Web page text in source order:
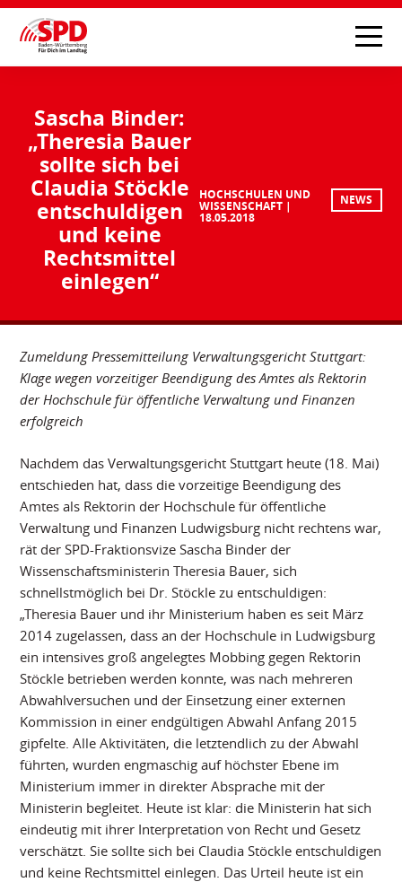
Sascha Binder:
„Theresia Bauer
sollte sich bei
Claudia Stöckle
entschuldigen
und keine
Rechtsmittel
einlegen“
HOCHSCHULEN UND
WISSENSCHAFT
18.05.2018
NEWS
Zumeldung Pressemitteilung Verwaltungsgericht Stuttgart:
Klage wegen vorzeitiger Beendigung des Amtes als Rektorin
der Hochschule für öffentliche Verwaltung und Finanzen
erfolgreich
Nachdem das Verwaltungsgericht Stuttgart heute (18. Mai)
entschieden hat, dass die vorzeitige Beendigung des
Amtes als Rektorin der Hochschule für öffentliche
Verwaltung und Finanzen Ludwigsburg nicht rechtens war,
rät der SPD-Fraktionsvize Sascha Binder der
Wissenschaftsministerin Theresia Bauer, sich
schnellstmöglich bei Dr. Stöckle zu entschuldigen:
„Theresia Bauer und ihr Ministerium haben es seit März
2014 zugelassen, dass an der Hochschule in Ludwigsburg
ein intensives groß angelegtes Mobbing gegen Rektorin
Stöckle betrieben werden konnte, was nach mehreren
Abwahlversuchen und der Einsetzung einer externen
Kommission in einer endgültigen Abwahl Anfang 2015
gipfelte. Alle Aktivitäten, die letztendlich zu der Abwahl
führten, wurden engmaschig auf höchster Ebene im
Ministerium immer in direkter Absprache mit der
Ministerin begleitet. Heute ist klar: die Ministerin hat sich
eindeutig mit ihrer Interpretation von Recht und Gesetz
verschätzt. Sie sollte sich bei Claudia Stöckle entschuldigen
und keine Rechtsmittel einlegen. Das Urteil heute ist ein